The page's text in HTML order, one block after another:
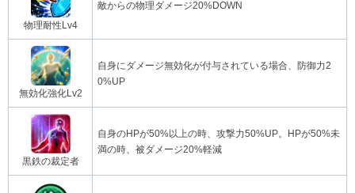
物理耐性Lv4
敵からの物理ダメージ20%DOWN
無効化強化Lv2
自身にダメージ無効化が付与されている場合、防御力2
0%UP
黒鉄の裁定者
自身のHPが50%以上の時、攻撃力50%UP。HPが50%未
満の時、被ダメージ20%軽減